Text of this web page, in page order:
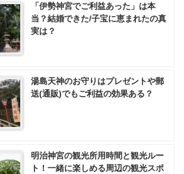
「伊勢神宮でご利益あった」は本
当？結婚できた/子宝に恵まれたの真
実は？
湯島天神のお守りはプレゼントや郵
送(通販)でもご利益の効果ある？
明治神宮の観光所用時間と観光ルー
ト！一緒に楽しめる周辺の観光スポ